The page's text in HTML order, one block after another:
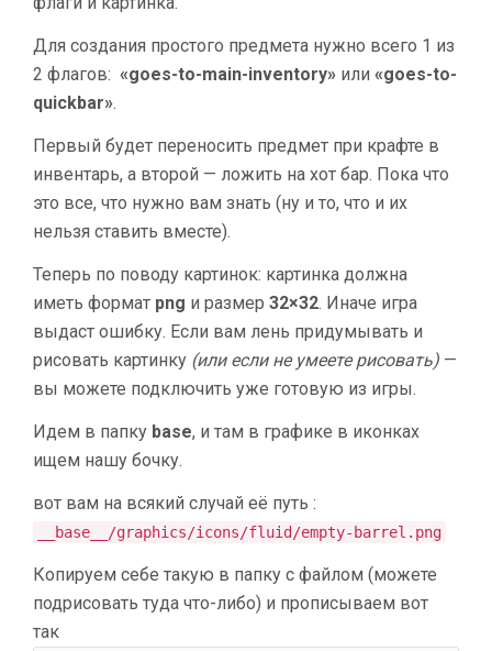
Для создания простого предмета нужно всего 1 из
2 флагов: «goes-to-main-inventory» или «goes-to-
quickbar».
Первый будет переносить предмет при крафте в
инвентарь, а второй — ложить на хот бар. Пока что
это все, что нужно вам знать (ну и то, что и их
нельзя ставить вместе).
Теперь по поводу картинок: картинка должна
иметь формат png и размер 32×32. Иначе игра
выдаст ошибку. Если вам лень придумывать и
рисовать картинку (или если не умеете рисовать) —
вы можете подключить уже готовую из игры.
Идем в папку base, и там в графике в иконках
ищем нашу бочку.
вот вам на всякий случай её путь :
__base__/graphics/icons/fluid/empty-barrel.png
Копируем себе такую в папку с файлом (можете
подрисовать туда что-либо) и прописываем вот
так